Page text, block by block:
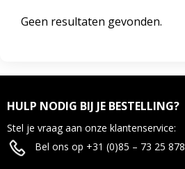
Geen resultaten gevonden.
HULP NODIG BIJ JE BESTELLING?
Stel je vraag aan onze klantenservice:
Bel ons op +31 (0)85 – 73 25 878